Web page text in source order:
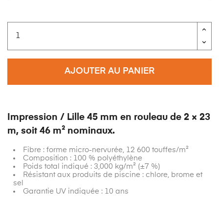
AJOUTER AU PANIER
Impression / Lille 45 mm en rouleau de 2 × 23
m, soit 46 m² nominaux.
Fibre : forme micro-nervurée, 12 600 touffes/m²
Composition : 100 % polyéthylène
Poids total indiqué : 3,000 kg/m² (±7 %)
Résistant aux produits de piscine : chlore, brome et
sel
Garantie UV indiquée : 10 ans